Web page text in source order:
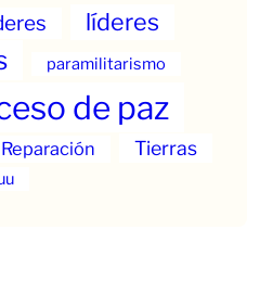
líderes
paramilitarismo
de paz
Reparación
Tierras